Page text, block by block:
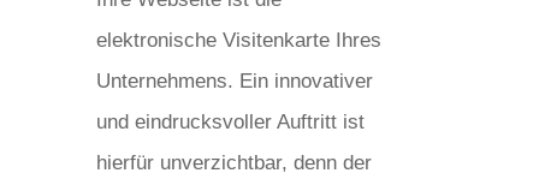
elektronische Visitenkarte Ihres
Unternehmens. Ein innovativer
und eindrucksvoller Auftritt ist
hierfür unverzichtbar, denn der